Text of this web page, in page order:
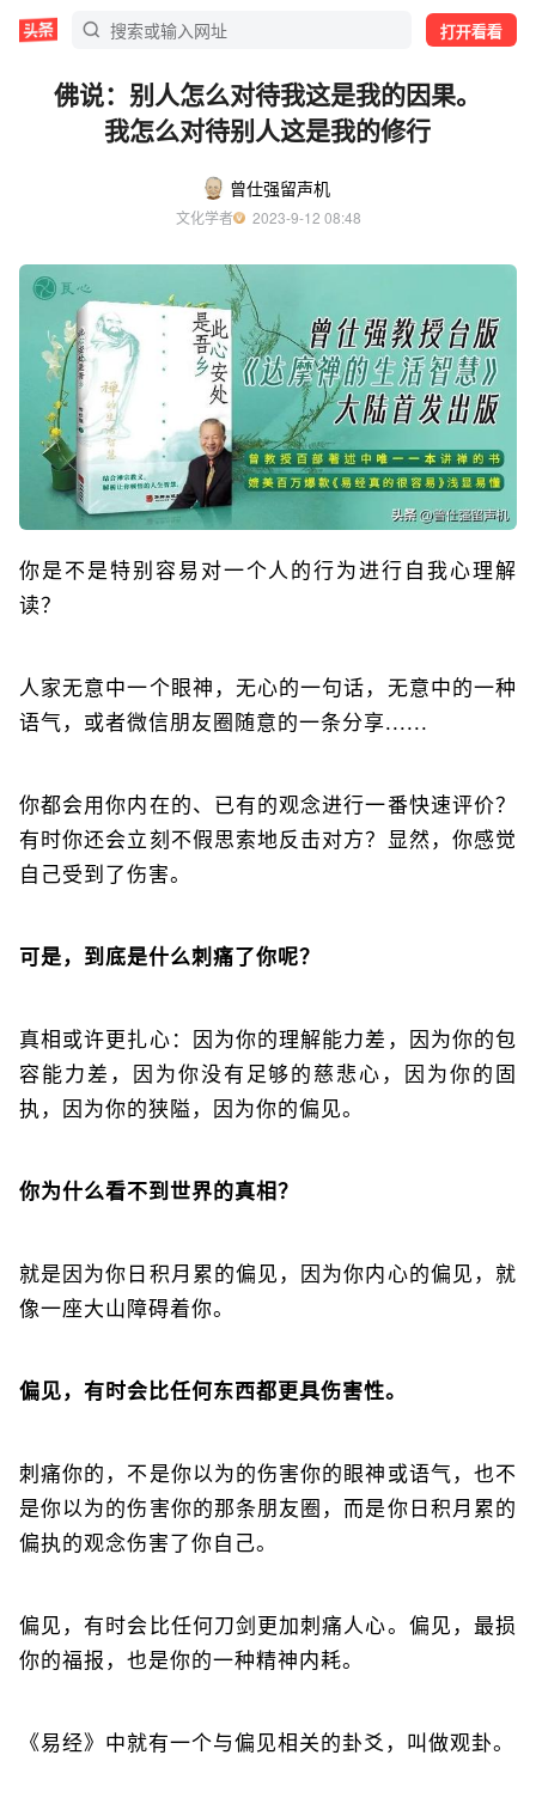
打开看看
佛说：别人怎么对待我这是我的因果。
我怎么对待别人这是我的修行
曾仕强留声机
文化学者
  2023-9-12 08:48
你是不是特别容易对一个人的行为进行自我心理解
读？
人家无意中一个眼神，无心的一句话，无意中的一种
语气，或者微信朋友圈随意的一条分享......
你都会用你内在的、已有的观念进行一番快速评价？
有时你还会立刻不假思索地反击对方？显然，你感觉
自己受到了伤害。
可是，到底是什么刺痛了你呢？
真相或许更扎心：因为你的理解能力差，因为你的包
容能力差，因为你没有足够的慈悲心，因为你的固
执，因为你的狭隘，因为你的偏见。
你为什么看不到世界的真相？
就是因为你日积月累的偏见，因为你内心的偏见，就
像一座大山障碍着你。
偏见，有时会比任何东西都更具伤害性。
刺痛你的，不是你以为的伤害你的眼神或语气，也不
是你以为的伤害你的那条朋友圈，而是你日积月累的
偏执的观念伤害了你自己。
偏见，有时会比任何刀剑更加刺痛人心。偏见，最损
你的福报，也是你的一种精神内耗。
《易经》中就有一个与偏见相关的卦爻，叫做观卦。